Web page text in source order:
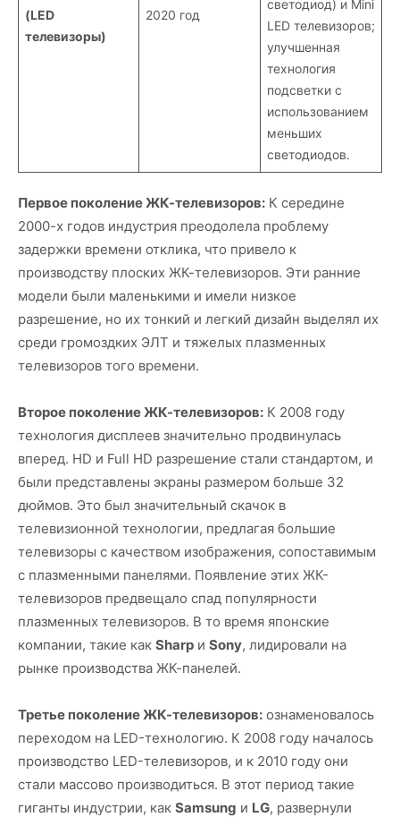
(LED
телевизоры)
2020 год
светодиод) и Mini
LED телевизоров;
улучшенная
технология
подсветки с
использованием
меньших
светодиодов.
Первое поколение ЖК-телевизоров: К середине
2000-х годов индустрия преодолела проблему
задержки времени отклика, что привело к
производству плоских ЖК-телевизоров. Эти ранние
модели были маленькими и имели низкое
разрешение, но их тонкий и легкий дизайн выделял их
среди громоздких ЭЛТ и тяжелых плазменных
телевизоров того времени.
Второе поколение ЖК-телевизоров: К 2008 году
технология дисплеев значительно продвинулась
вперед. HD и Full HD разрешение стали стандартом, и
были представлены экраны размером больше 32
дюймов. Это был значительный скачок в
телевизионной технологии, предлагая большие
телевизоры с качеством изображения, сопоставимым
с плазменными панелями. Появление этих ЖК-
телевизоров предвещало спад популярности
плазменных телевизоров. В то время японские
компании, такие как Sharp и Sony, лидировали на
рынке производства ЖК-панелей.
Третье поколение ЖК-телевизоров: ознаменовалось
переходом на LED-технологию. К 2008 году началось
производство LED-телевизоров, и к 2010 году они
стали массово производиться. В этот период такие
гиганты индустрии, как Samsung и LG, развернули